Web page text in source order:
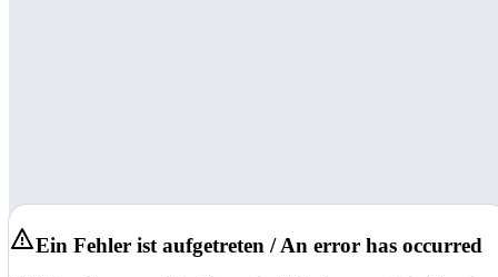
Ein Fehler ist aufgetreten / An error has occurred